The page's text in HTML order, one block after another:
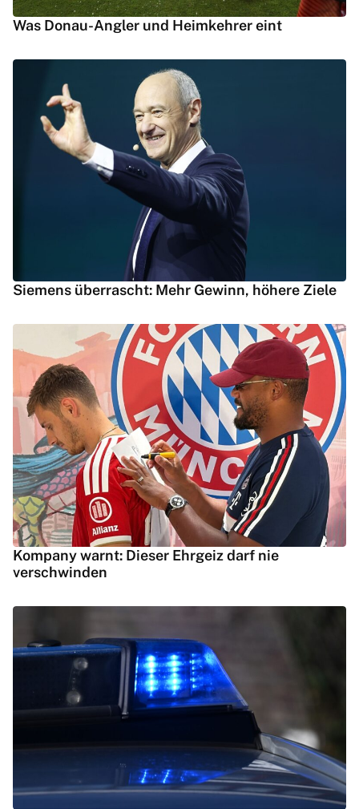
Was Donau-Angler und Heimkehrer eint
Siemens überrascht: Mehr Gewinn, höhere Ziele
Kompany warnt: Dieser Ehrgeiz darf nie
verschwinden